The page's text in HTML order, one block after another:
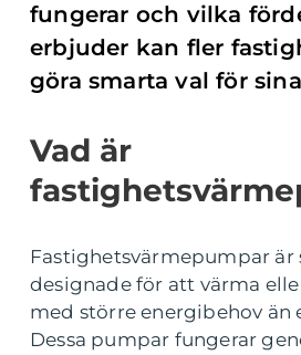
fungerar och vilka
erbjuder kan fler
göra smarta val för
Vad är
Fastighetsvärmepumpar är
designade för att värma
med större energibehov än
Dessa pumpar fungerar